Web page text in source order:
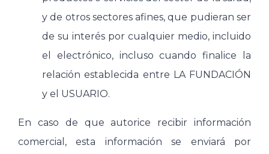
y de otros sectores afines, que pudieran ser
de su interés por cualquier medio, incluido
el electrónico, incluso cuando finalice la
relación establecida entre LA FUNDACIÓN
y el USUARIO.
En caso de que autorice recibir información
comercial, esta información se enviará por